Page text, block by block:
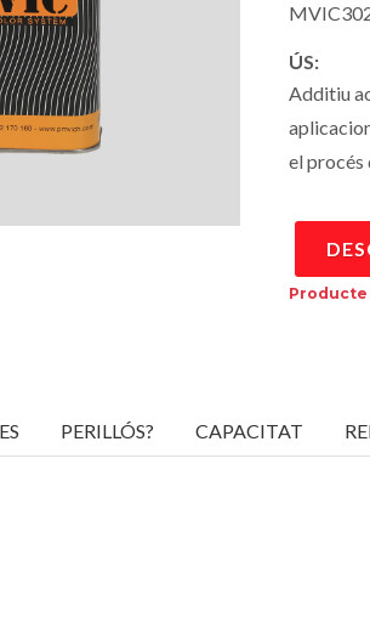
ÚS:
Additiu
el procés
PERILLÓS? CAPACITAT